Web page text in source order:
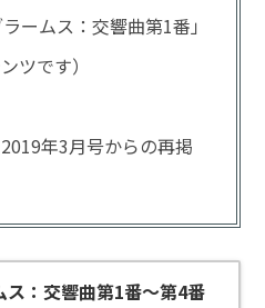
ームス：交響曲第1番」
ツです）
年3月号からの再掲
ス：交響曲第1番～第4番